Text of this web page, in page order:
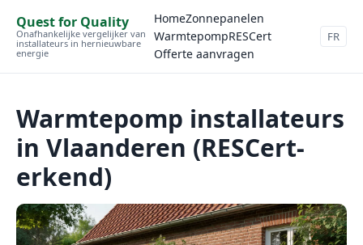
Quest for Quality
Onafhankelijke vergelijker van
installateurs in hernieuwbare
energie
HomeZonnepanelen
WarmtepompRESCert
Offerte aanvragen
FR
Warmtepomp installateurs
in Vlaanderen (RESCert-
erkend)